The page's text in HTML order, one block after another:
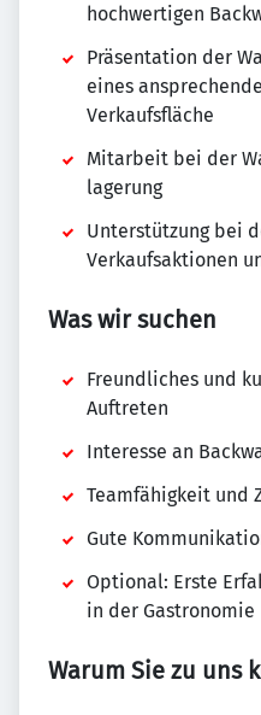
hochwertigen
Präsentation der
eines
Verkaufsfläche
Mitarbeit bei der
lagerung
Unterstützung bei
Verkaufsaktionen
Was wir suchen
Freundliches und
Auftreten
Interesse an
Teamfähigkeit und
Gute
Optional: Erste
in der Gastronomie
Warum Sie zu uns